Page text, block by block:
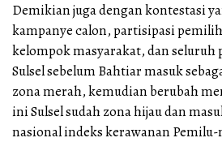
Demikian juga dengan kontestasi
kampanye calon, partisipasi
kelompok masyarakat, dan
Sulsel sebelum Bahtiar masuk
zona merah, kemudian berubah
ini Sulsel sudah zona hijau dan
nasional indeks kerawanan Pemilu-